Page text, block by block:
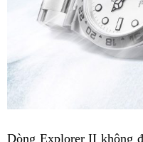
Dòng Explorer II không